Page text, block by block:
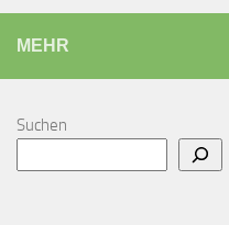
MEHR
Suchen